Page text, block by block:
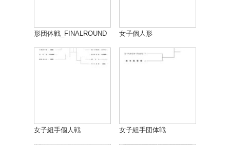
形団体戦_FINALROUND 女子個人形
女子組手個人戦 女子組手団体戦